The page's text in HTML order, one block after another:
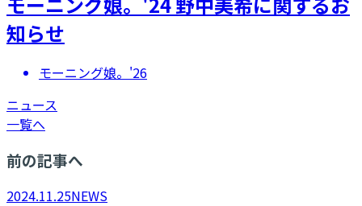
知らせ
モーニング娘。'26
ニュース
一覧へ
前の記事へ
2024.11.25NEWS